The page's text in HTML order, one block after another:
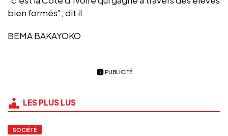
bien formés", dit il.
BEMA BAKAYOKO
PUBLICITÉ
LES PLUS LUS
SOCIÉTÉ